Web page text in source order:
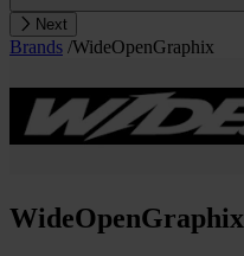
Next
Brands /WideOpenGraphix
WideOpenGraphix